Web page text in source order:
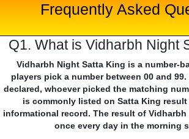
Frequently Asked
Q1. What is Vidharbh Night
Vidharbh Night Satta King is a number-
players pick a number between 00 and
declared, whoever picked the matching
is commonly listed on Satta King
informational record. The result of
once every day in the morning